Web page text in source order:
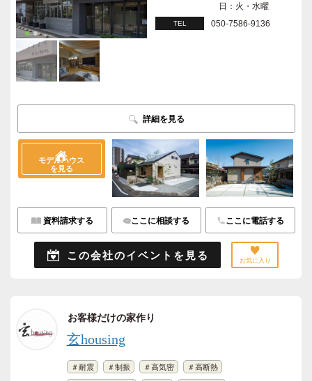
日：火・水曜
TEL 050-7586-9136
この会社のイベントを見る お気に入り
詳細を見る
モデルハウス
を見る
資料請求する ここに相談する ここに電話する
お客様だけの家作り
玄housing
＃耐震 ＃制振 ＃高気密 ＃高断熱